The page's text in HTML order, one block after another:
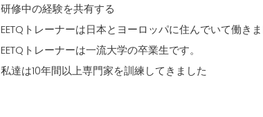
研修中の経験を共有する
EETQトレーナーは日本とヨーロッパに住んでいて働
EETQトレーナーは一流大学の卒業生です。
私達は10年間以上専門家を訓練してきました